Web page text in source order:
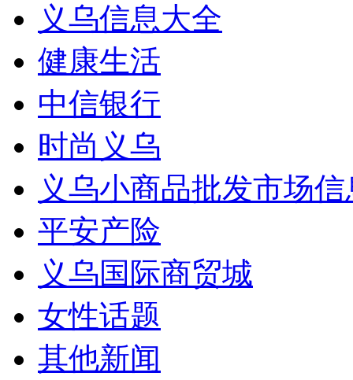
义乌信息大全
健康生活
中信银行
时尚义乌
义乌小商品批发市场
平安产险
义乌国际商贸城
女性话题
其他新闻